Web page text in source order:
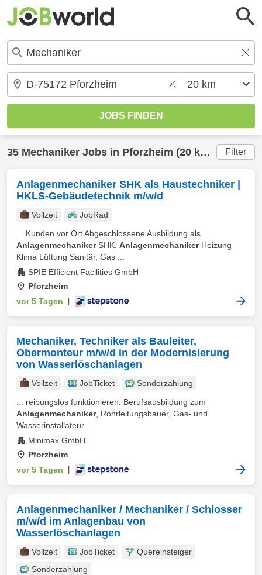
35 Mechaniker Jobs in Pforzheim (20 km) gefunden Filter
Anlagenmechaniker SHK als Haustechniker |
HKLS-Gebäudetechnik m/w/d
Vollzeit
JobRad
... Kunden vor Ort Abgeschlossene Ausbildung als
AnlagenmechanikerSHK, AnlagenmechanikerHeizung
Klima Lüftung Sanitär, Gas ...
SPIE Efficient Facilities GmbH
Pforzheim
vor 5 Tagen
Mechaniker, Techniker als Bauleiter,
Obermonteur m/w/d in der Modernisierung
von Wasserlöschanlagen
Vollzeit JobTicket
Sonderzahlung
... reibungslos funktionieren. Berufsausbildung zum
Anlagenmechaniker, Rohrleitungsbauer, Gas- und
Wasserinstallateur ...
Minimax GmbH
Pforzheim
vor 5 Tagen
Anlagenmechaniker / Mechaniker / Schlosser
m/w/d im Anlagenbau von
Wasserlöschanlagen
Vollzeit JobTicket
Quereinsteiger
Sonderzahlung